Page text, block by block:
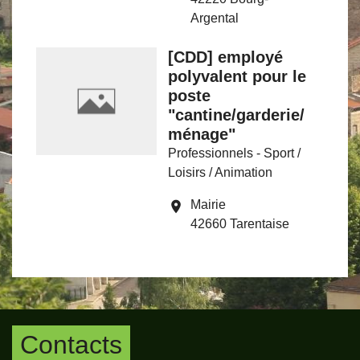
Argental
[CDD] employé
polyvalent pour le
poste
"cantine/garderie/
ménage"
Professionnels - Sport /
Loisirs / Animation
location_on
Mairie
42660 Tarentaise
Contacts